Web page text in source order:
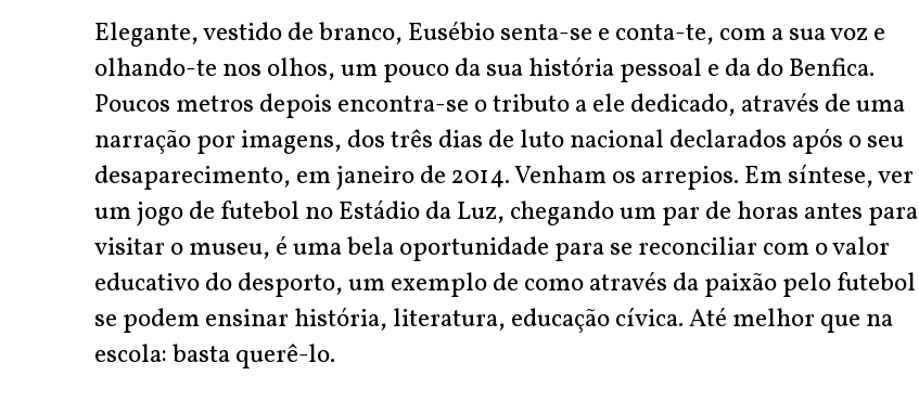
Elegante, vestido de branco, Eusébio senta-se e conta-te, com a sua voz e
olhando-te nos olhos, um pouco da sua história pessoal e da do Benfica.
Poucos metros depois encontra-se o tributo a ele dedicado, através de uma
narração por imagens, dos três dias de luto nacional declarados após o seu
desaparecimento, em janeiro de 2014. Venham os arrepios. Em síntese, ver
um jogo de futebol no Estádio da Luz, chegando um par de horas antes para
visitar o museu, é uma bela oportunidade para se reconciliar com o valor
educativo do desporto, um exemplo de como através da paixão pelo futebol
se podem ensinar história, literatura, educação cívica. Até melhor que na
escola: basta querê-lo.